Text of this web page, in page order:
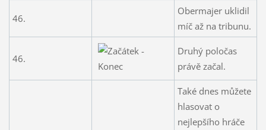
46.
Obermajer uklidil
míč až na tribunu.
46.
Druhý poločas
právě začal.
Také dnes můžete
hlasovat o
nejlepšího hráče